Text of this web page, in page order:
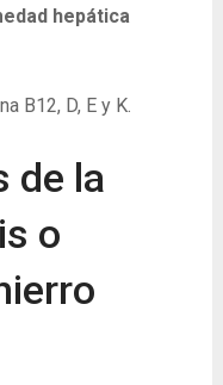
hepática
B12, D, E y K.
de la
o